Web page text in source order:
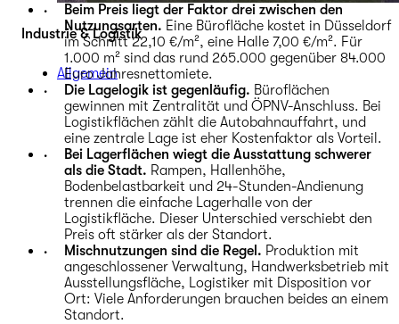
Industrie & Logistik
Allgemein
Beim Preis liegt der Faktor drei zwischen den
Nutzungsarten. Eine Bürofläche kostet in Düsseldorf
im Schnitt 22,10 €/m², eine Halle 7,00 €/m². Für
1.000 m² sind das rund 265.000 gegenüber 84.000
Euro Jahresnettomiete.
Die Lagelogik ist gegenläufig. Büroflächen
gewinnen mit Zentralität und ÖPNV-Anschluss. Bei
Logistikflächen zählt die Autobahnauffahrt, und
eine zentrale Lage ist eher Kostenfaktor als Vorteil.
Bei Lagerflächen wiegt die Ausstattung schwerer
als die Stadt. Rampen, Hallenhöhe,
Bodenbelastbarkeit und 24-Stunden-Andienung
trennen die einfache Lagerhalle von der
Logistikfläche. Dieser Unterschied verschiebt den
Preis oft stärker als der Standort.
Mischnutzungen sind die Regel. Produktion mit
angeschlossener Verwaltung, Handwerksbetrieb mit
Ausstellungsfläche, Logistiker mit Disposition vor
Ort: Viele Anforderungen brauchen beides an einem
Standort.